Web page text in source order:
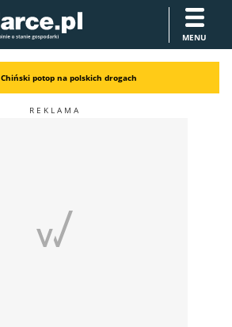
MENU
Chiński potop na polskich drogach